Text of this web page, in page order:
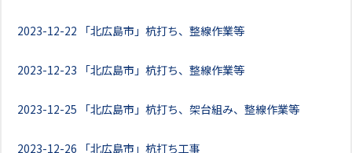
2023-12-22 「北広島市」杭打ち、整線作業等
2023-12-23 「北広島市」杭打ち、整線作業等
2023-12-25 「北広島市」杭打ち、架台組み、整線作業等
2023-12-26 「北広島市」杭打ち工事